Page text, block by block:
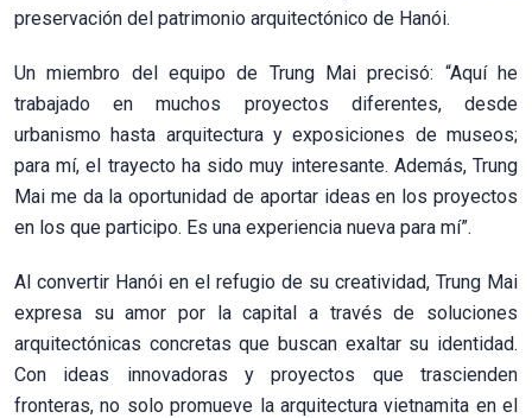
preservación del patrimonio arquitectónico de Hanói.
Un miembro del equipo de Trung Mai precisó: “Aquí he
trabajado en muchos proyectos diferentes, desde
urbanismo hasta arquitectura y exposiciones de museos;
para mí, el trayecto ha sido muy interesante. Además, Trung
Mai me da la oportunidad de aportar ideas en los proyectos
en los que participo. Es una experiencia nueva para mí”.
Al convertir Hanói en el refugio de su creatividad, Trung Mai
expresa su amor por la capital a través de soluciones
arquitectónicas concretas que buscan exaltar su identidad.
Con ideas innovadoras y proyectos que trascienden
fronteras, no solo promueve la arquitectura vietnamita en el